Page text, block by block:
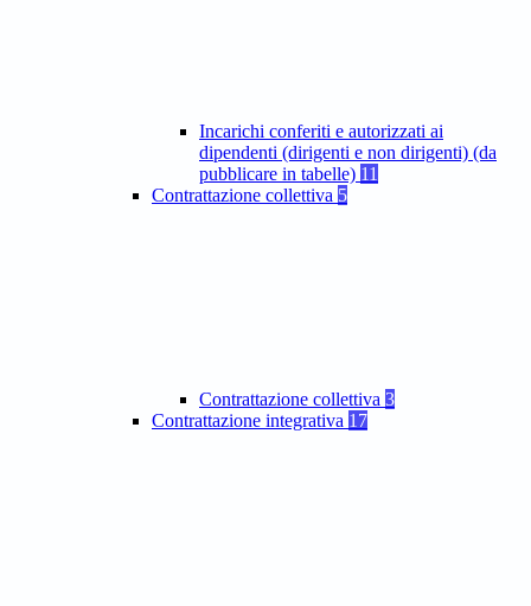
Incarichi conferiti e autorizzati ai
dipendenti (dirigenti e non dirigenti) (da
pubblicare in tabelle) 11
Contrattazione collettiva 5
Contrattazione collettiva 3
Contrattazione integrativa 17